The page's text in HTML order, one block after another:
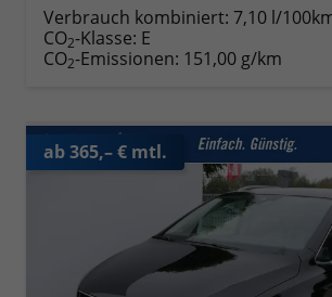
Verbrauch kombiniert: 7,10 l/
CO2-Klasse: E
CO2-Emissionen: 151,00 g/km
ab 365,– € mtl.